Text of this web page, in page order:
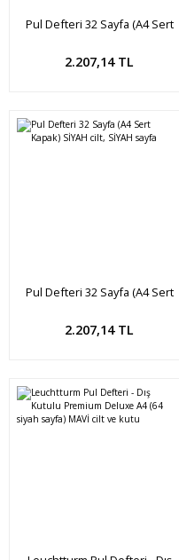
Pul Defteri 32 Sayfa (A4 Sert
2.207,14 TL
Sepete Ekle
Pul Defteri 32 Sayfa (A4 Sert
2.207,14 TL
Sepete Ekle